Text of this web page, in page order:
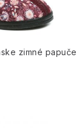
zimné papuče